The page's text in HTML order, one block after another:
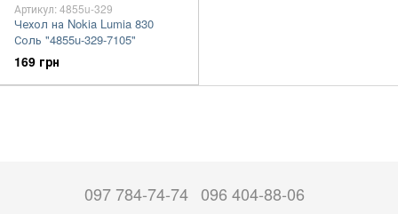
Артикул: 4855u-329
Чехол на Nokia Lumia 830
Соль "4855u-329-7105"
169 грн
097 784-74-74 096 404-88-06